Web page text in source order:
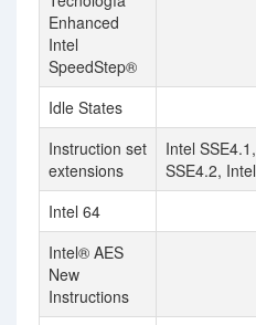
Enhanced
Intel
SpeedStep®
Idle States
Instruction set
extensions
Intel
SSE4.2,
Intel 64
Intel® AES
New
Instructions